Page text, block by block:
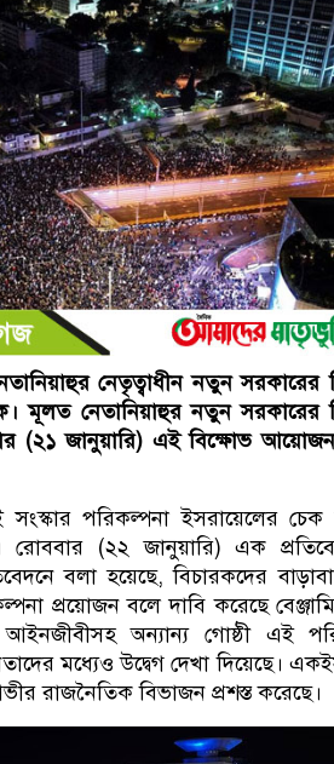
নেতৃত্বাধীন নতুন সরকারের
মূলত নেতানিয়াহুর নতুন সরকারের
(২১ জানুয়ারি) এই বিক্ষোভ
পরিকল্পনা ইসরায়েলের চেক
রোববার (২২ জানুয়ারি) এক
বলা হয়েছে, বিচারকদের
প্রয়োজন বলে দাবি করেছে
অন্যান্য গোষ্ঠী এই
মধ্যেও উদ্বেগ দেখা দিয়েছে।
রাজনৈতিক বিভাজন প্রশস্ত করেছে।